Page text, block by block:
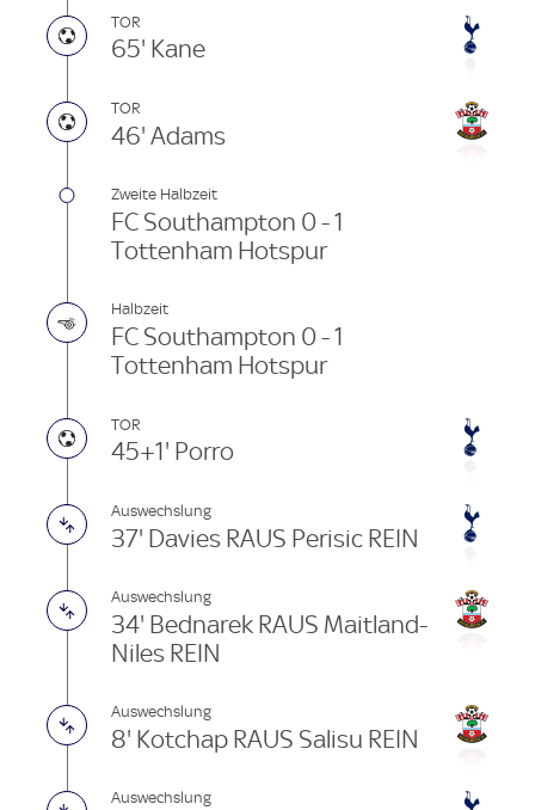
TOR
65' Kane
TOR
46' Adams
Zweite Halbzeit
FC Southampton 0 - 1
Tottenham Hotspur
Halbzeit
FC Southampton 0 - 1
Tottenham Hotspur
TOR
45+1' Porro
Auswechslung
37' Davies RAUS Perisic REIN
Auswechslung
34' Bednarek RAUS Maitland-
Niles REIN
Auswechslung
8' Kotchap RAUS Salisu REIN
Auswechslung